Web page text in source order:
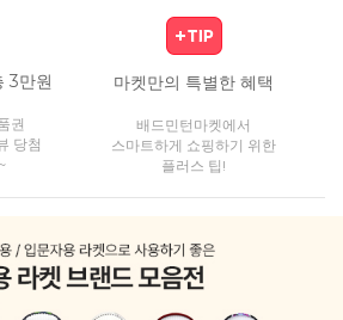
3만원
권
당첨
마켓만의 특별한 혜택
배드민턴마켓에서
스마트하게 쇼핑하기 위한
플러스 팁!